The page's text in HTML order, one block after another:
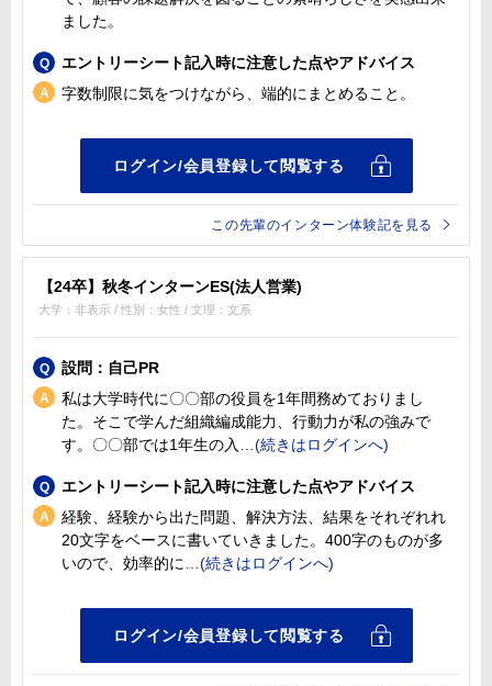
ました。
エントリーシート記入時に注意した点やアドバイス
字数制限に気をつけながら、端的にまとめること。
この先輩のインターン体験記を見る
【24卒】秋冬インターンES(法人営業)
大学：非表示 / 性別：女性 / 文理：文系
設問：自己PR
私は大学時代に〇〇部の役員を1年間務めておりまし
た。そこで学んだ組織編成能力、行動力が私の強みで
す。〇〇部では1年生の入
エントリーシート記入時に注意した点やアドバイス
経験、経験から出た問題、解決方法、結果をそれぞれれ
20文字をベースに書いていきました。400字のものが多
いので、効率的に